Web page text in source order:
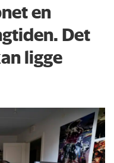
en
Det
ligge